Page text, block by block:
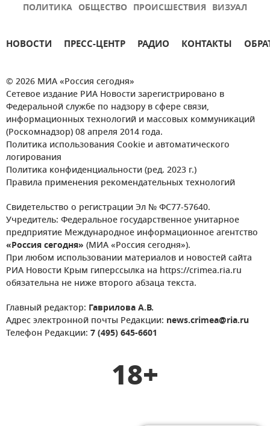
ПОЛИТИКА ОБЩЕСТВО ПРОИСШЕСТВИЯ ВИЗУАЛ
НОВОСТИ ПРЕСС-ЦЕНТР РАДИО КОНТАКТЫ
© 2026 МИА «Россия сегодня»
Сетевое издание РИА Новости зарегистрировано в
Федеральной службе по надзору в сфере связи,
информационных технологий и массовых коммуникаций
(Роскомнадзор) 08 апреля 2014 года.
Политика использования Cookie и автоматического
логирования
Политика конфиденциальности (ред. 2023 г.)
Правила применения рекомендательных технологий
Свидетельство о регистрации Эл № ФС77-57640.
Учредитель: Федеральное государственное унитарное
предприятие Международное информационное агентство
«Россия сегодня» (МИА «Россия сегодня»).
При любом использовании материалов и новостей сайта
РИА Новости Крым гиперссылка на https://crimea.ria.ru
обязательна не ниже второго абзаца текста.
Главный редактор: Гаврилова А.В.
Адрес электронной почты Редакции: news.crimea@ria.ru
Телефон Редакции: 7 (495) 645-6601
18+